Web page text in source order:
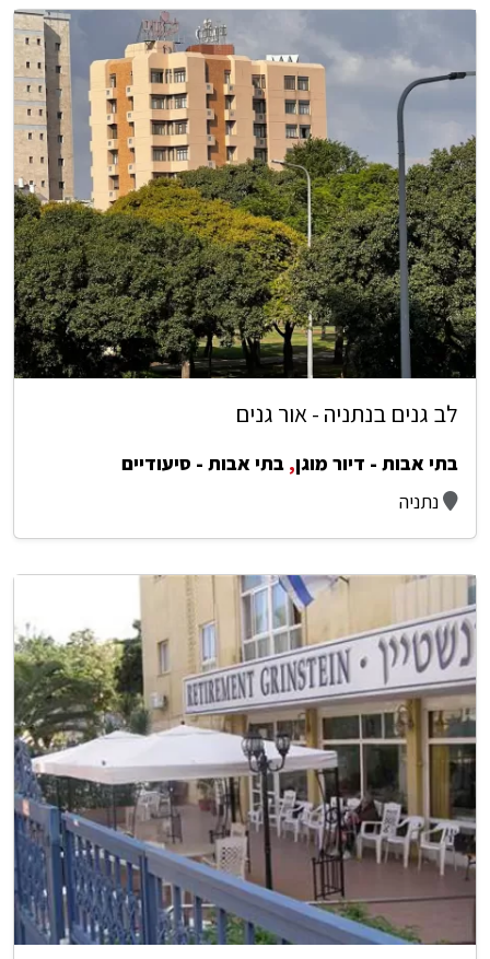
לב גנים בנתניה - אור גנים
בתי אבות - דיור מוגן, בתי אבות - סיעודיים
נתניה